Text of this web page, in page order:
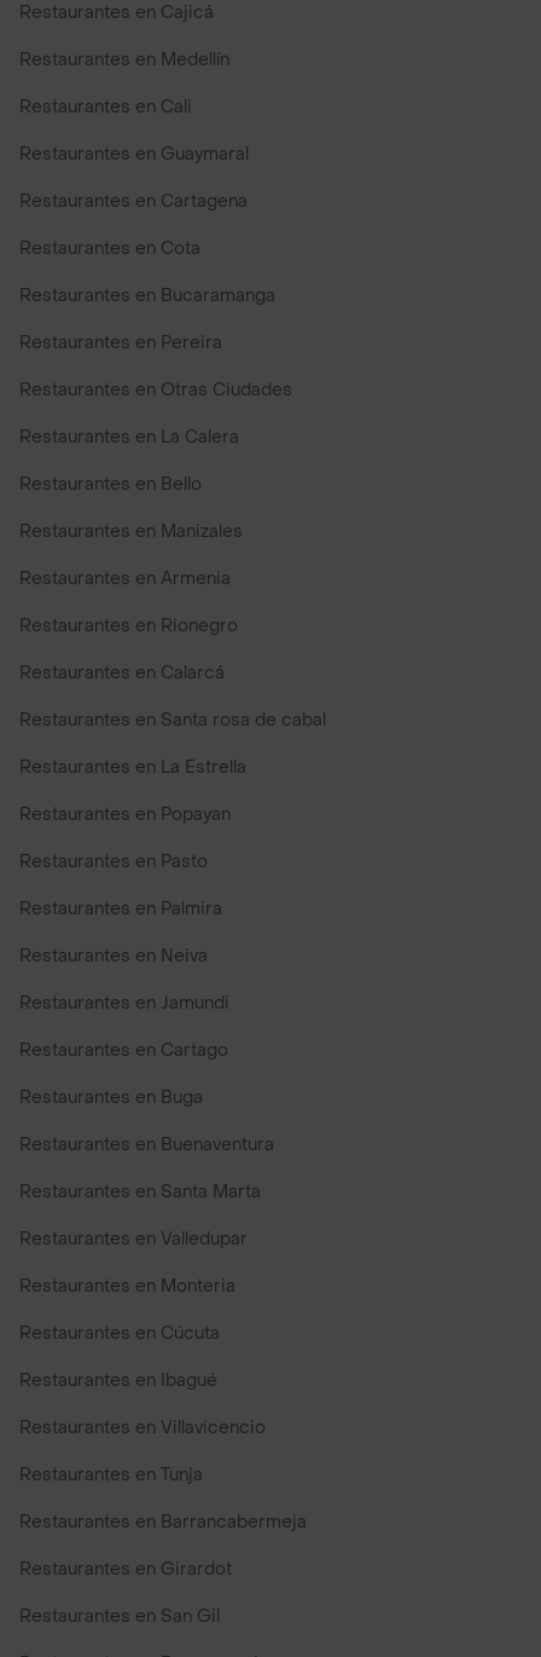
Restaurantes en Cajicá
Restaurantes en Medellín
Restaurantes en Cali
Restaurantes en Guaymaral
Restaurantes en Cartagena
Restaurantes en Cota
Restaurantes en Bucaramanga
Restaurantes en Pereira
Restaurantes en Otras Ciudades
Restaurantes en La Calera
Restaurantes en Bello
Restaurantes en Manizales
Restaurantes en Armenia
Restaurantes en Rionegro
Restaurantes en Calarcá
Restaurantes en Santa rosa de cabal
Restaurantes en La Estrella
Restaurantes en Popayan
Restaurantes en Pasto
Restaurantes en Palmira
Restaurantes en Neiva
Restaurantes en Jamundi
Restaurantes en Cartago
Restaurantes en Buga
Restaurantes en Buenaventura
Restaurantes en Santa Marta
Restaurantes en Valledupar
Restaurantes en Monteria
Restaurantes en Cúcuta
Restaurantes en Ibagué
Restaurantes en Villavicencio
Restaurantes en Tunja
Restaurantes en Barrancabermeja
Restaurantes en Girardot
Restaurantes en San Gil